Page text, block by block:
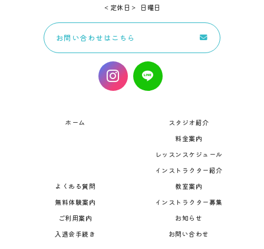
定休日
日曜日
お問い合わせはこちら
ホーム
スタジオ紹介
料金案内
レッスンスケジュール
インストラクター紹介
よくある質問
無料体験案内
ご利用案内
入退会手続き
教室案内
インストラクター募集
お知らせ
お問い合わせ